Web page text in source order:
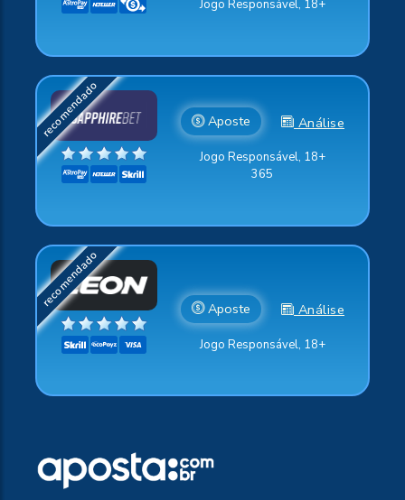
Jogo Responsável, 18+
Aposte Análise
Jogo Responsável, 18+
365
Aposte Análise
Jogo Responsável, 18+